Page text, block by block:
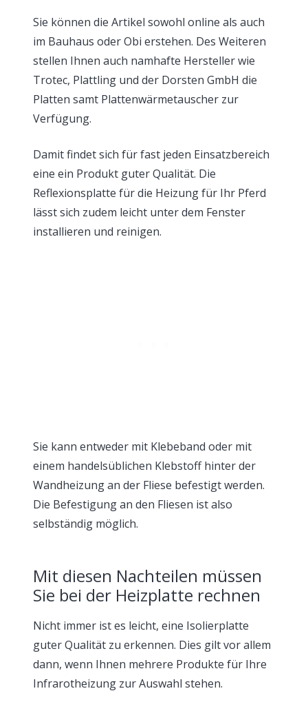
Sie können die Artikel sowohl online als auch
im Bauhaus oder Obi erstehen. Des Weiteren
stellen Ihnen auch namhafte Hersteller wie
Trotec, Plattling und der Dorsten GmbH die
Platten samt Plattenwärmetauscher zur
Verfügung.
Damit findet sich für fast jeden Einsatzbereich
eine ein Produkt guter Qualität. Die
Reflexionsplatte für die Heizung für Ihr Pferd
lässt sich zudem leicht unter dem Fenster
installieren und reinigen.
Sie kann entweder mit Klebeband oder mit
einem handelsüblichen Klebstoff hinter der
Wandheizung an der Fliese befestigt werden.
Die Befestigung an den Fliesen ist also
selbständig möglich.
Mit diesen Nachteilen müssen
Sie bei der Heizplatte rechnen
Nicht immer ist es leicht, eine Isolierplatte
guter Qualität zu erkennen. Dies gilt vor allem
dann, wenn Ihnen mehrere Produkte für Ihre
Infrarotheizung zur Auswahl stehen.